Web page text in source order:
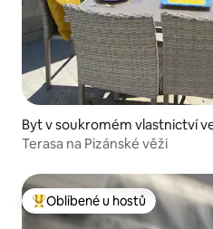
Byt v soukromém vlastnictví
Terasa na Pizánské věži
Nejlepší v kategorii Oblíbené
Oblíbené u hostů